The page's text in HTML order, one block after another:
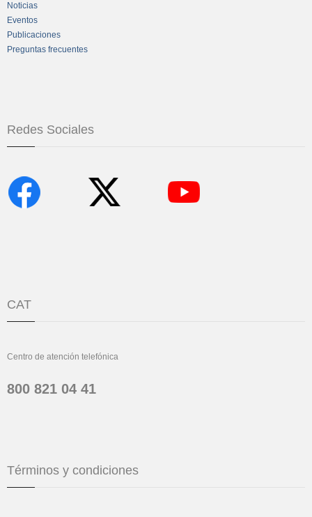
Noticias
Eventos
Publicaciones
Preguntas frecuentes
Redes Sociales
CAT
Centro de atención telefónica
800 821 04 41
Términos y condiciones